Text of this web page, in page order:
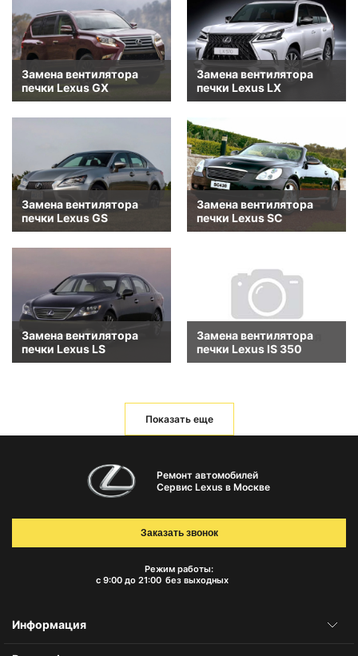
Замена вентилятора
печки Lexus GX
Замена вентилятора
печки Lexus LX
Замена вентилятора
печки Lexus GS
Замена вентилятора
печки Lexus SC
Замена вентилятора
печки Lexus LS
Замена вентилятора
печки Lexus IS 350
Показать еще
Ремонт автомобилей
Сервис Lexus в Москве
Режим работы:
с 9:00 до 21:00 без выходных
Заказать звонок
Информация